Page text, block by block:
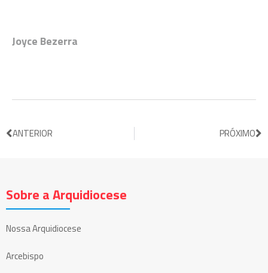
Joyce Bezerra
ANTERIOR PRÓXIMO
Sobre a Arquidiocese
Nossa Arquidiocese
Arcebispo